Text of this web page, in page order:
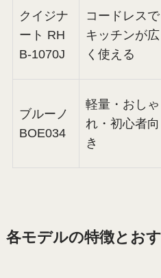
クイジナ
ート RH
B-1070J
コードレスで
キッチンが広
く使える
ブルーノ
BOE034
軽量・おしゃ
れ・初心者向
き
各モデルの特徴とお